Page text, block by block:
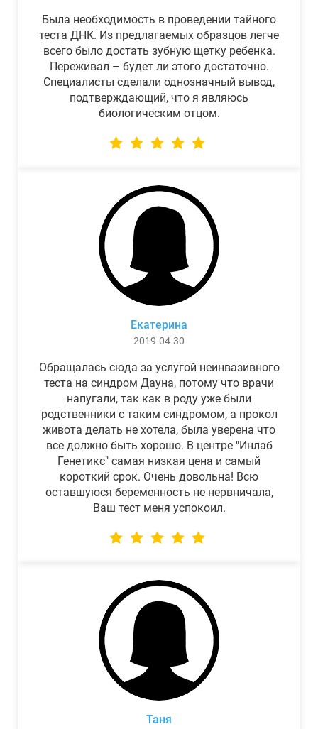
Была необходимость в проведении тайного
теста ДНК. Из предлагаемых образцов легче
всего было достать зубную щетку ребенка.
Переживал – будет ли этого достаточно.
Специалисты сделали однозначный вывод,
подтверждающий, что я являюсь
биологическим отцом.
Екатерина
2019-04-30
Обращалась сюда за услугой неинвазивного
теста на синдром Дауна, потому что врачи
напугали, так как в роду уже были
родственники с таким синдромом, а прокол
живота делать не хотела, была уверена что
все должно быть хорошо. В центре "Инлаб
Генетикс" самая низкая цена и самый
короткий срок. Очень довольна! Всю
оставшуюся беременность не нервничала,
Ваш тест меня успокоил.
Таня